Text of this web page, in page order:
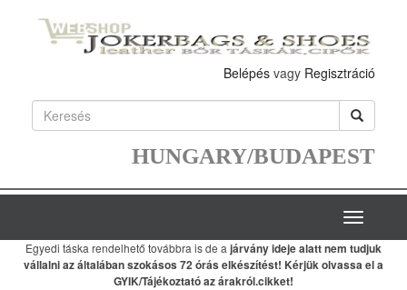
Belépés vagy Regisztráció
HUNGARY/BUDAPEST
Toggle
Egyedi táska rendelhető továbbra is de a járvány ideje alatt nem tudjuk
vállalniaz általában szokásos 72 órás elkészítést! Kérjük olvassa el a
GYIK/Tájékoztató az árakról.cikket!